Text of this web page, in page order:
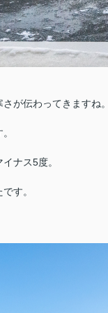
が伝わってきますね
ナス5度。
す。